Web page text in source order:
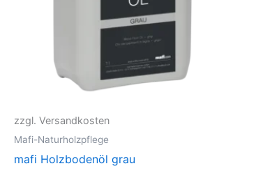
zzgl. Versandkosten
Mafi-Naturholzpflege
mafi Holzbodenöl grau
Optionen
auf
der